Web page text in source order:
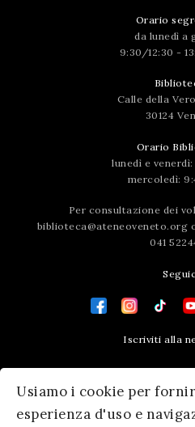
Usiamo i cookie per
esperienza d'uso e
Orario
da lunedì a
9:30/12:30 -
Calle della
30124
Orario
lunedì e
mercoledì:
Per consultazione dei
biblioteca@ateneoveneto.org
041
Iscriviti alla